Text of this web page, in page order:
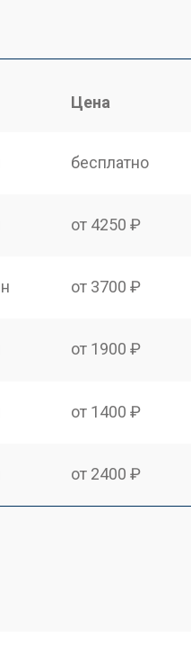
Цена
бесплатно
от 4250 ₽
от 3700 ₽
от 1900 ₽
от 1400 ₽
от 2400 ₽